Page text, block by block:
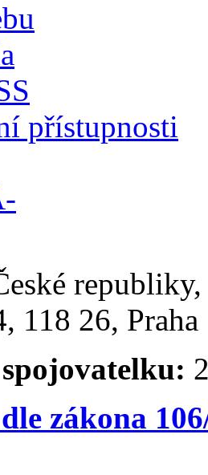
přístupnosti
118 26,
zákona